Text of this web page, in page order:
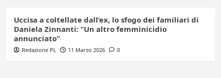
Uccisa a coltellate dall’ex, lo sfogo dei familiari di
Daniela Zinnanti: “Un altro femminicidio
annunciato”
Redazione PL 11 Marzo 2026 0